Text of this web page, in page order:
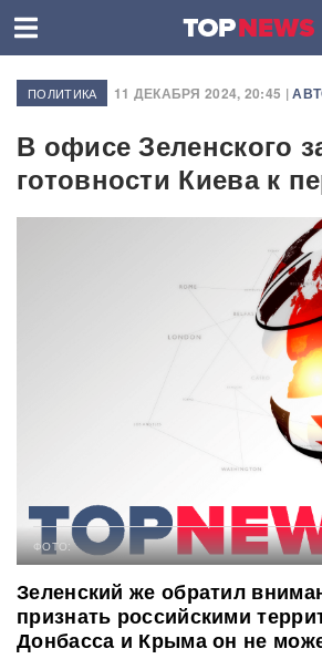
ПОЛИТИКА 11 ДЕКАБРЯ 2024, 20:45 |
В офисе Зеленского
готовности Киева к
ФОТО:
Зеленский же обратил
признать российскими
Донбасса и Крыма он не